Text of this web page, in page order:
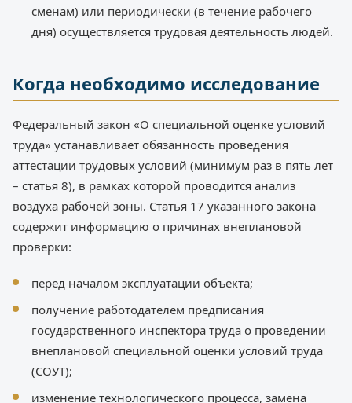
сменам) или периодически (в течение рабочего
дня) осуществляется трудовая деятельность людей.
Когда необходимо исследование
Федеральный закон «О специальной оценке условий
труда» устанавливает обязанность проведения
аттестации трудовых условий (минимум раз в пять лет
– статья 8), в рамках которой проводится анализ
воздуха рабочей зоны. Статья 17 указанного закона
содержит информацию о причинах внеплановой
проверки:
перед началом эксплуатации объекта;
получение работодателем предписания
государственного инспектора труда о проведении
внеплановой специальной оценки условий труда
(СОУТ);
изменение технологического процесса, замена